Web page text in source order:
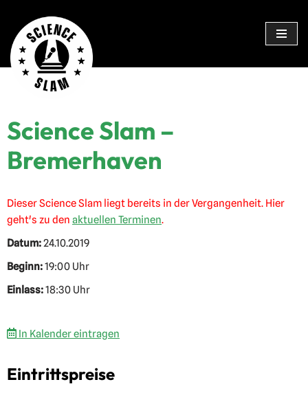
Zum
Inhalt
springen
Science Slam –
Bremerhaven
Dieser Science Slam liegt bereits in der Vergangenheit. Hier
geht's zu den aktuellen Terminen.
Datum:24.10.2019
Beginn:19:00 Uhr
Einlass:18:30 Uhr
In Kalender eintragen
Eintrittspreise